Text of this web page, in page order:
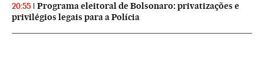
20:55
Programa eleitoral de Bolsonaro: privatizações e
privilégios legais para a Polícia